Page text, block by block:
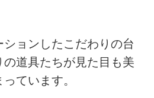
ョンしたこだわりの台
道具たちが見た目も美
ています。